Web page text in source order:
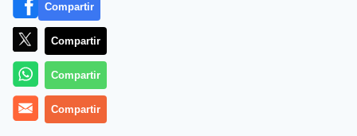
Compartir
Compartir
Compartir
Compartir